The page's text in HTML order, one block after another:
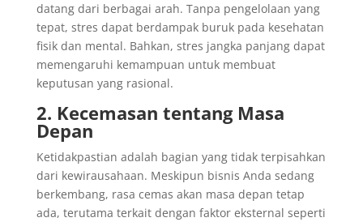
datang dari berbagai arah. Tanpa pengelolaan yang
tepat, stres dapat berdampak buruk pada kesehatan
fisik dan mental. Bahkan, stres jangka panjang dapat
memengaruhi kemampuan untuk membuat
keputusan yang rasional.
2. Kecemasan tentang Masa
Depan
Ketidakpastian adalah bagian yang tidak terpisahkan
dari kewirausahaan. Meskipun bisnis Anda sedang
berkembang, rasa cemas akan masa depan tetap
ada, terutama terkait dengan faktor eksternal seperti